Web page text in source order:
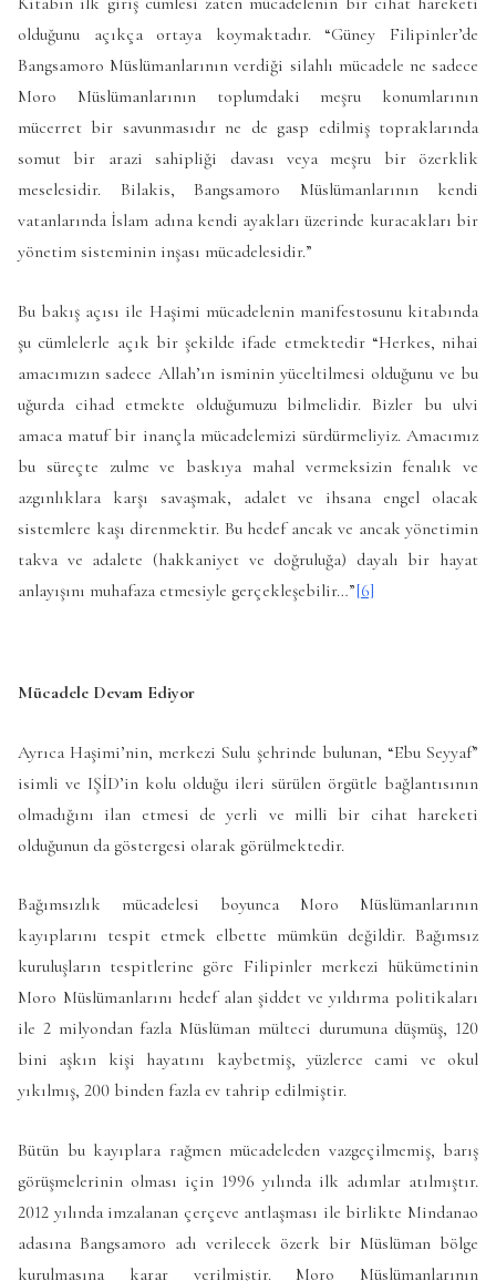
olduğunu açıkça ortaya koymaktadır. “Güney Filipinler’de
Bangsamoro Müslümanlarının verdiği silahlı mücadele ne sadece
Moro Müslümanlarının toplumdaki meşru konumlarının
mücerret bir savunmasıdır ne de gasp edilmiş topraklarında
somut bir arazi sahipliği davası veya meşru bir özerklik
meselesidir. Bilakis, Bangsamoro Müslümanlarının kendi
vatanlarında İslam adına kendi ayakları üzerinde kuracakları bir
yönetim sisteminin inşası mücadelesidir.”
Bu bakış açısı ile Haşimi mücadelenin manifestosunu kitabında
şu cümlelerle açık bir şekilde ifade etmektedir “Herkes, nihai
amacımızın sadece Allah’ın isminin yüceltilmesi olduğunu ve bu
uğurda cihad etmekte olduğumuzu bilmelidir. Bizler bu ulvi
amaca matuf bir inançla mücadelemizi sürdürmeliyiz. Amacımız
bu süreçte zulme ve baskıya mahal vermeksizin fenalık ve
azgınlıklara karşı savaşmak, adalet ve ihsana engel olacak
sistemlere kaşı direnmektir. Bu hedef ancak ve ancak yönetimin
takva ve adalete (hakkaniyet ve doğruluğa) dayalı bir hayat
anlayışını muhafaza etmesiyle gerçekleşebilir…”[6]
Mücadele Devam Ediyor
Ayrıca Haşimi’nin, merkezi Sulu şehrinde bulunan, “Ebu Seyyaf”
isimli ve IŞİD’in kolu olduğu ileri sürülen örgütle bağlantısının
olmadığını ilan etmesi de yerli ve milli bir cihat hareketi
olduğunun da göstergesi olarak görülmektedir.
Bağımsızlık mücadelesi boyunca Moro Müslümanlarının
kayıplarını tespit etmek elbette mümkün değildir. Bağımsız
kuruluşların tespitlerine göre Filipinler merkezi hükümetinin
Moro Müslümanlarını hedef alan şiddet ve yıldırma politikaları
ile 2 milyondan fazla Müslüman mülteci durumuna düşmüş, 120
bini aşkın kişi hayatını kaybetmiş, yüzlerce cami ve okul
yıkılmış, 200 binden fazla ev tahrip edilmiştir.
Bütün bu kayıplara rağmen mücadeleden vazgeçilmemiş, barış
görüşmelerinin olması için 1996 yılında ilk adımlar atılmıştır.
2012 yılında imzalanan çerçeve antlaşması ile birlikte Mindanao
adasına Bangsamoro adı verilecek özerk bir Müslüman bölge
kurulmasına karar verilmiştir. Moro Müslümanlarının